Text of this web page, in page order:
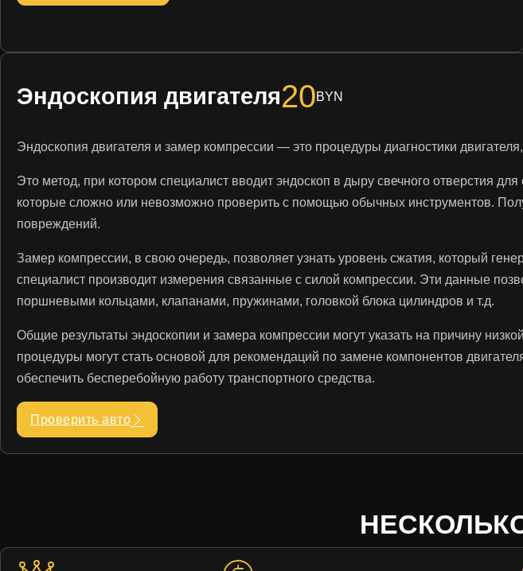
Эндоскопия двигателя20BYN
Эндоскопия двигателя и замер компрессии — это процедуры диагностики
Это метод, при котором специалист вводит эндоскоп в дыру свечного отверстия
которые сложно или невозможно проверить с помощью обычных инструментов.
повреждений.
Замер компрессии, в свою очередь, позволяет узнать уровень сжатия, который
специалист производит измерения связанные с силой компрессии. Эти данные
поршневыми кольцами, клапанами, пружинами, головкой блока цилиндров и т.д.
Общие результаты эндоскопии и замера компрессии могут указать на причину
процедуры могут стать основой для рекомендаций по замене компонентов
обеспечить бесперебойную работу транспортного средства.
Проверить авто